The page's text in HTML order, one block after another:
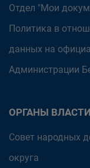
Отдел "Мои
Политика в
данных на
Администрации
ОРГАНЫ ВЛАСТИ
Совет народных
округа